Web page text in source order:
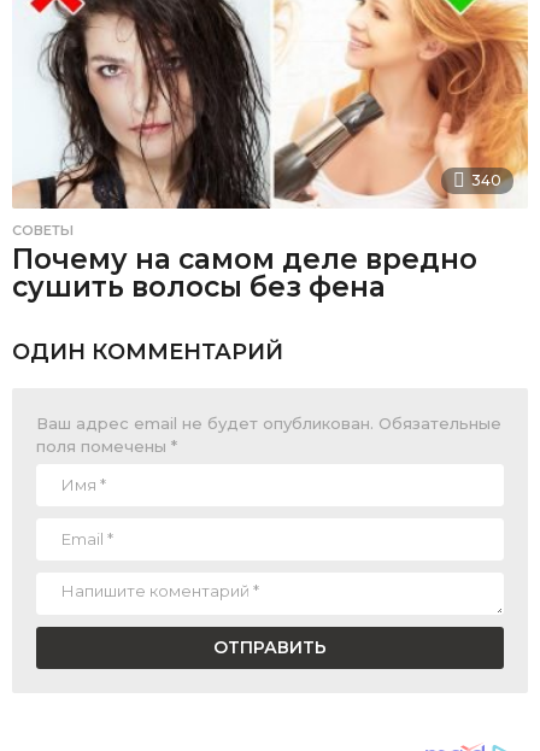
340
СОВЕТЫ
Почему на самом деле вредно
сушить волосы без фена
ОДИН КОММЕНТАРИЙ
Ваш адрес email не будет опубликован. Обязательные
поля помечены *